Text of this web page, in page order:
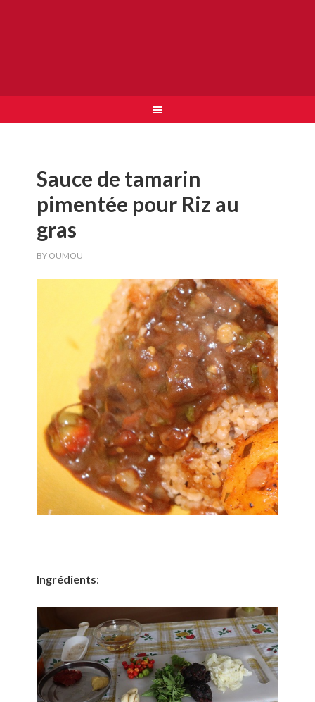
Sauce de tamarin
pimentée pour Riz au
gras
BY OUMOU
Ingrédients: